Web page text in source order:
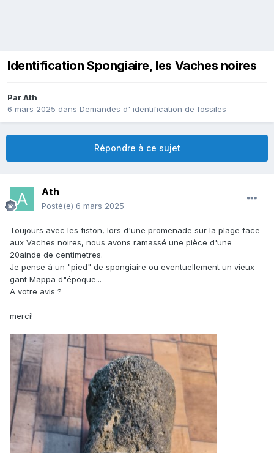
Identification Spongiaire, les Vaches noires
ParAth
6 mars 2025 dans Demandes d' identification de fossiles
Répondre à ce sujet
Ath
Posté(e) 6 mars 2025
Toujours avec les fiston, lors d'une promenade sur la plage face
aux Vaches noires, nous avons ramassé une pièce d'une
20ainde de centimetres.
Je pense à un "pied" de spongiaire ou eventuellement un vieux
gant Mappa d"époque...
A votre avis ?
merci!